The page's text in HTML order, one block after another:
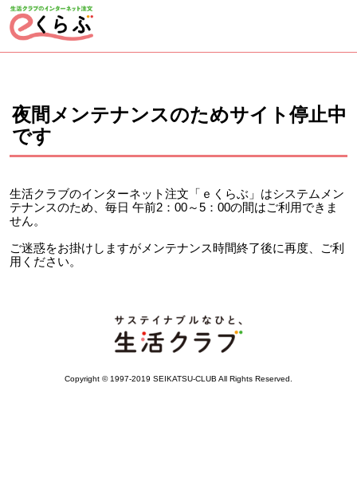
ページの先頭です。
夜間メンテナンスのためサイト停止中
です
生活クラブのインターネット注文「ｅくらぶ」はシステムメン
テナンスのため、毎日 午前2：00～5：00の間はご利用できま
せん。
ご迷惑をお掛けしますがメンテナンス時間終了後に再度、ご利
用ください。
Copyright © 1997-2019 SEIKATSU-CLUB All Rights Reserved.